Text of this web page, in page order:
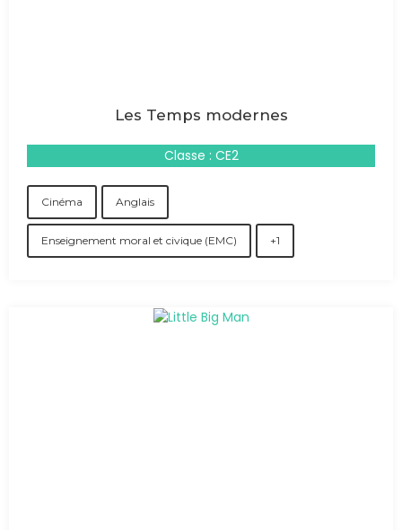
Les Temps modernes
Classe : CE2
Cinéma Anglais
Enseignement moral et civique (EMC) +1